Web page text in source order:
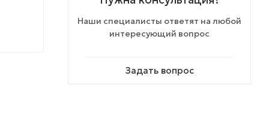
Наши специалисты ответят на любой
интересующий вопрос
Задать вопрос